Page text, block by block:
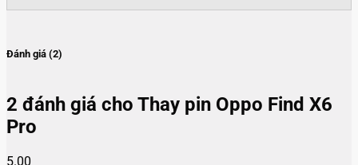
Đánh giá (2)
2 đánh giá cho Thay pin Oppo Find X6
Pro
5.00